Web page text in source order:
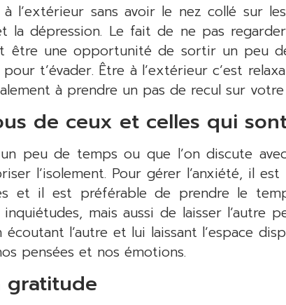
l’extérieur sans avoir le nez collé sur
la dépression. Le fait de ne pas
être une opportunité de sortir un peu
t’évader. Être à l’extérieur c’est
à prendre un pas de recul sur
de ceux et celles qui
un peu de temps ou que l’on discute
l’isolement. Pour gérer l’anxiété, il
et il est préférable de prendre le
mais aussi de laisser l’autre
écoutant l’autre et lui laissant l’espace
pensées et nos émotions.
gratitude